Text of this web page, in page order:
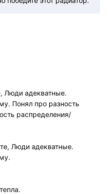
Люди адекватные.
Понял про разность
распределения/
Люди адекватные.